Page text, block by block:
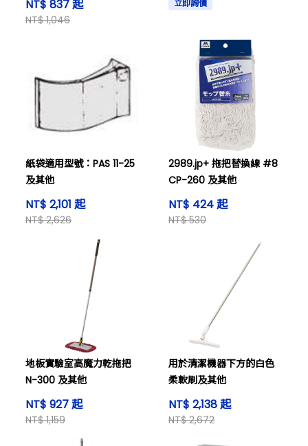
NT$ 837 起
NT$ 1,046
立即詢價
紙袋適用型號：PAS 11-25
及其他
NT$ 2,101 起
NT$ 2,626
2989.jp+ 拖把替換線 #8
CP-260 及其他
NT$ 424 起
NT$ 530
地板實驗室高魔力乾拖把
N-300 及其他
NT$ 927 起
NT$ 1,159
用於清潔機器下方的白色
柔軟刷及其他
NT$ 2,138 起
NT$ 2,672